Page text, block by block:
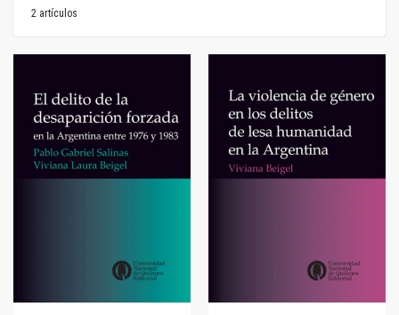
2 artículos